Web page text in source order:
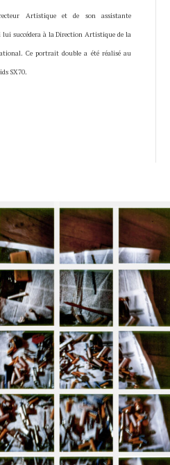
Artistique et de son assistante
succédera à la Direction Artistique de la
Ce portrait double a été réalisé au
SX70.